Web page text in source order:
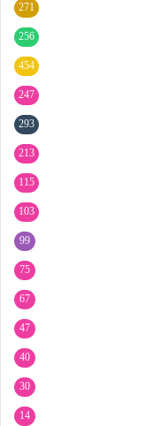
271
256
454
247
293
213
115
103
99
75
67
47
40
30
14